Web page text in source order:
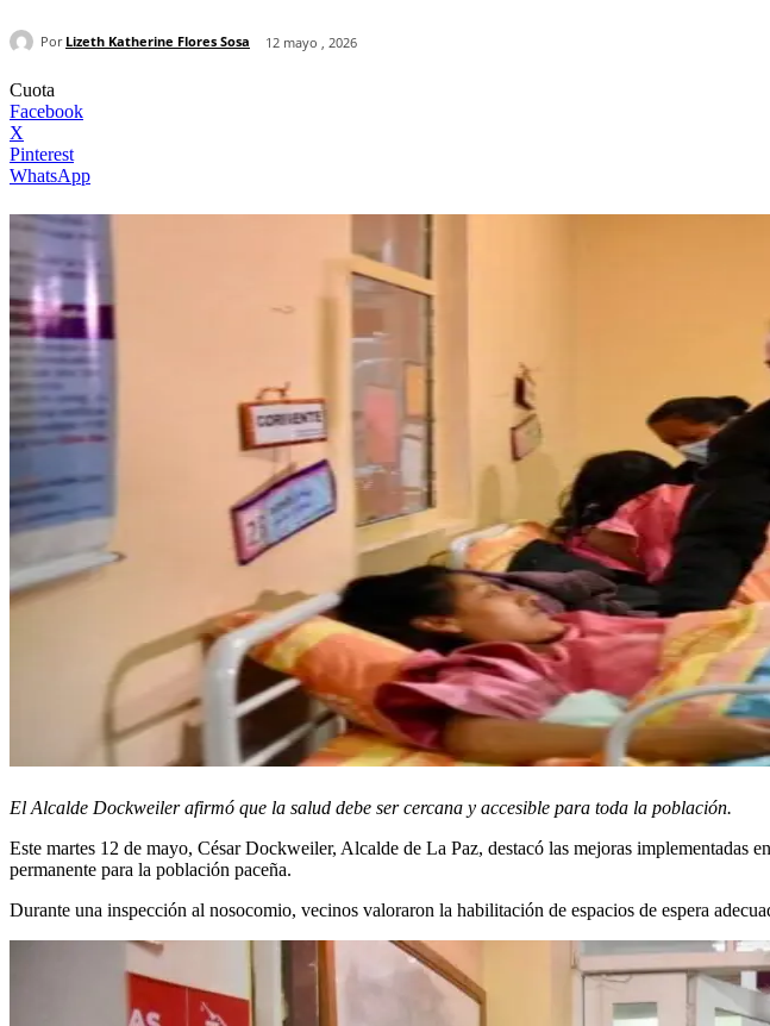
Por Lizeth Katherine Flores Sosa 12 mayo , 2026
Cuota
Facebook
X
Pinterest
WhatsApp
El Alcalde Dockweiler afirmó que la salud debe ser cercana y accesible para toda la población.
Este martes 12 de mayo, César Dockweiler, Alcalde de La Paz, destacó las mejoras
permanente para la población paceña.
Durante una inspección al nosocomio, vecinos valoraron la habilitación de espacios de espera